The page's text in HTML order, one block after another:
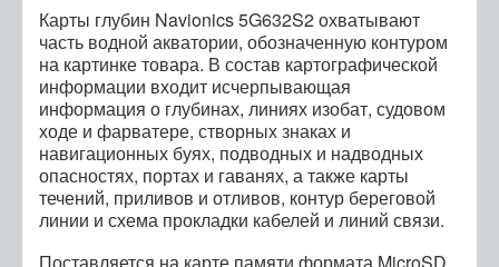
Карты глубин Navionics 5G632S2 охватывают
часть водной акватории, обозначенную контуром
на картинке товара. В состав картографической
информации входит исчерпывающая
информация о глубинах, линиях изобат, судовом
ходе и фарватере, створных знаках и
навигационных буях, подводных и надводных
опасностях, портах и гаванях, а также карты
течений, приливов и отливов, контур береговой
линии и схема прокладки кабелей и линий связи.
Поставляется на карте памяти формата MicroSD.